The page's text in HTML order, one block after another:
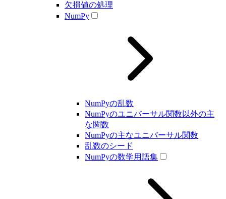
欠損値の処理
NumPy
NumPyの乱数
NumPyのユニバーサル関数以外の主
な関数
NumPyの主なユニバーサル関数
乱数のシード
NumPyの数学用語集